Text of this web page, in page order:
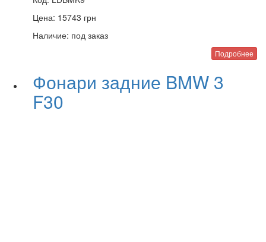
Цена: 15743 грн
Наличие: под заказ
Подробнее
Фонари задние BMW 3
F30